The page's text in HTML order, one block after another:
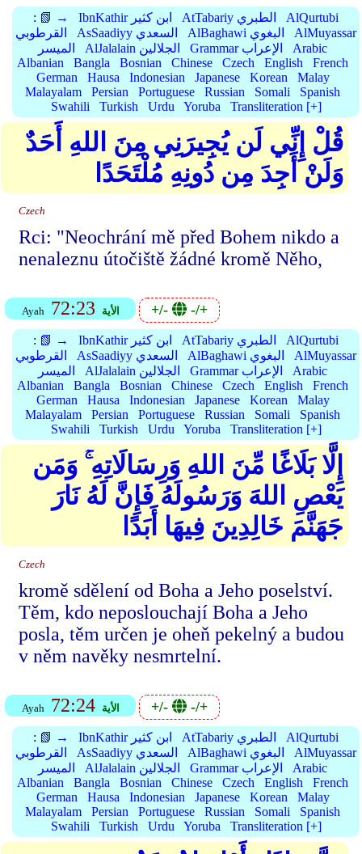
: 📗 → IbnKathir ابن كثير AtTabariy الطبري
AlQurtubi
القرطوبي
AsSaadiyy السعدي AlBaghawi البغوي
AlMuyassar
الميسر
AlJalalain الجلالين Grammar الإعراب
Arabic
Albanian
Bangla Bosnian Chinese Czech English
French
German
Hausa Indonesian Japanese Korean
Malay
Malayalam
Persian Portuguese Russian Somali
Spanish
Swahili
Turkish Urdu Yoruba Transliteration [+]
قُلْ إِنِّي لَن يُجِيرَنِي مِنَ اللهِ أَحَدٌ
وَلَنْ أَجِدَ مِن دُونِهِ مُلْتَحَدًا
Czech
Rci: "Neochrání mě před Bohem nikdo a
nenaleznu útočiště žádné kromě Něho,
Ayah 72:23 الأية +/- -/+
: 📗 → IbnKathir ابن كثير AtTabariy الطبري
AlQurtubi
القرطوبي
AsSaadiyy السعدي AlBaghawi البغوي
AlMuyassar
الميسر
AlJalalain الجلالين Grammar الإعراب
Arabic
Albanian
Bangla Bosnian Chinese Czech English
French
German
Hausa Indonesian Japanese Korean
Malay
Malayalam
Persian Portuguese Russian Somali
Spanish
Swahili
Turkish Urdu Yoruba Transliteration [+]
إِلَّا بَلَاغًا مِّنَ اللهِ وَرِسَالَاتِهِ ۚ وَمَن
يَعْصِ اللهَ وَرَسُولَهُ فَإِنَّ لَهُ نَارَ
جَهَنَّمَ خَالِدِينَ فِيهَا أَبَدًا
Czech
kromě sdělení od Boha a Jeho poselství.
Těm, kdo neposlouchají Boha a Jeho
posla, těm určen je oheň pekelný a budou
v něm navěky nesmrtelní.
Ayah 72:24 الأية +/- -/+
: 📗 → IbnKathir ابن كثير AtTabariy الطبري
AlQurtubi
القرطوبي
AsSaadiyy السعدي AlBaghawi البغوي
AlMuyassar
الميسر
AlJalalain الجلالين Grammar الإعراب
Arabic
Albanian
Bangla Bosnian Chinese Czech English
French
German
Hausa Indonesian Japanese Korean
Malay
Malayalam
Persian Portuguese Russian Somali
Spanish
Swahili
Turkish Urdu Yoruba Transliteration [+]